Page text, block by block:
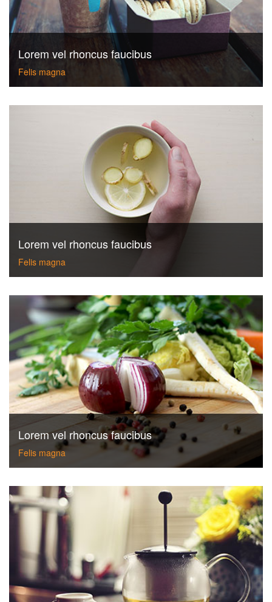
Lorem vel rhoncus faucibus
Felis magna
Lorem vel rhoncus faucibus
Felis magna
Lorem vel rhoncus faucibus
Felis magna